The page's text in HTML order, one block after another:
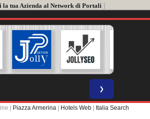
la tua Azienda al Network di Portali ]
❯
| Piazza Armerina Hotels Web Italia Search